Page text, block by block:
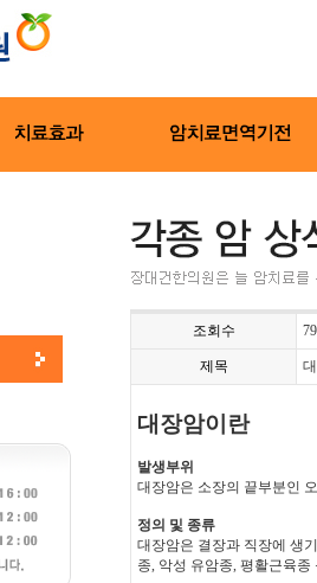
조회수
제목
대장암이란
발생부위
대장암은 소장의 끝부분인
정의 및 종류
대장암은 결장과 직장에 생
종, 악성 유암종, 평활근육